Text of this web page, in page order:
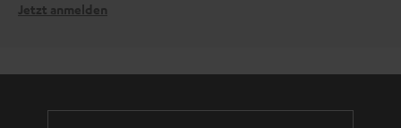
Jetzt anmelden